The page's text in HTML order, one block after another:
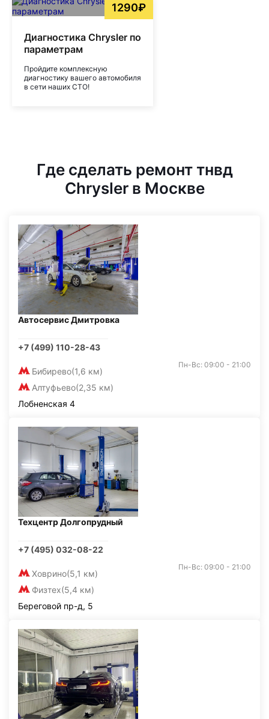
1290₽
Диагностика Chrysler по
параметрам
Пройдите комплексную
диагностику вашего автомобиля
в сети наших СТО!
Где сделать ремонт тнвд
Chrysler в Москве
Автосервис Дмитровка
+7 (499) 110-28-43
Бибирево(1,6 км)
Алтуфьево(2,35 км)
Пн-Вс: 09:00 - 21:00
Лобненская 4
Техцентр Долгопрудный
+7 (495) 032-08-22
Ховрино(5,1 км)
Физтех(5,4 км)
Пн-Вс: 09:00 - 21:00
Береговой пр-д, 5